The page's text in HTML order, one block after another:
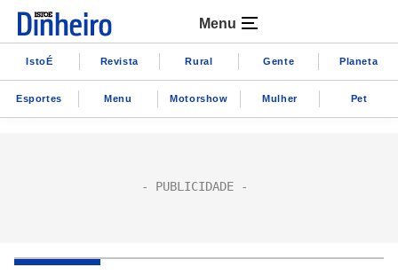
Menu
IstoÉ Revista Rural Gente Planeta
Esportes Menu Motorshow Mulher Pet